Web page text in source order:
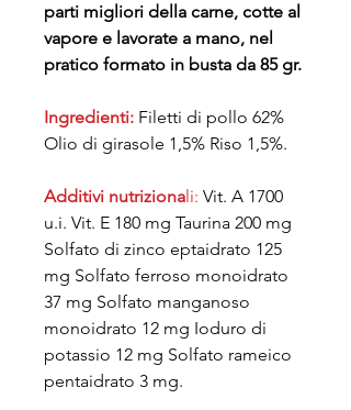
parti migliori della carne, cotte al
vapore e lavorate a mano, nel
pratico formato in busta da 85 gr.
Ingredienti: Filetti di pollo 62%
Olio di girasole 1,5% Riso 1,5%.
Additivi nutrizionali: Vit. A 1700
u.i. Vit. E 180 mg Taurina 200 mg
Solfato di zinco eptaidrato 125
mg Solfato ferroso monoidrato
37 mg Solfato manganoso
monoidrato 12 mg Ioduro di
potassio 12 mg Solfato rameico
pentaidrato 3 mg.